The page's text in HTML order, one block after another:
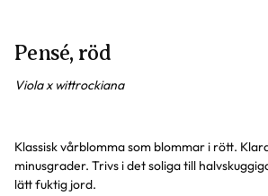
Pensé, röd
Viola x wittrockiana
Klassisk vårblomma som blommar i rött.
minusgrader. Trivs i det soliga till
lätt fuktig jord.